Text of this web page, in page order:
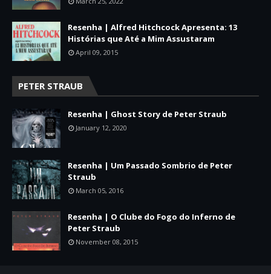
Resenha | Alfred Hitchcock Apresenta: 13
Histórias que Até a Mim Assustaram
April 09, 2015
PETER STRAUB
Resenha | Ghost Story de Peter Straub
January 12, 2020
Resenha | Um Passado Sombrio de Peter
Straub
March 05, 2016
Resenha | O Clube do Fogo do Inferno de
Peter Straub
November 08, 2015